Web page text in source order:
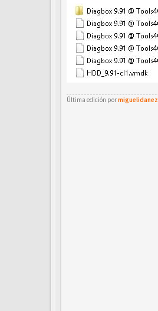
Última edición pormiguelidanez